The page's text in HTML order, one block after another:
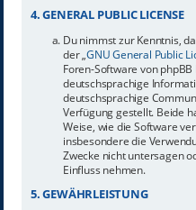
4. GENERAL PUBLIC LICENSE
Du nimmst zur Kenntnis,
der „GNU General Public
Foren-Software von
deutschsprachige
deutschsprachige
Verfügung gestellt. Beide
Weise, wie die Software
insbesondere die
Zwecke nicht untersagen
Einfluss nehmen.
5. GEWÄHRLEISTUNG